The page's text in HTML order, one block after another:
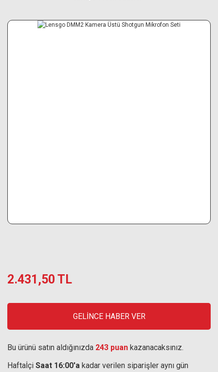
2.431,50 TL
GELİNCE HABER VER
Bu ürünü satın aldığınızda 243 puan kazanacaksınız.
Haftaİçi Saat 16:00'a kadar verilen siparişler aynı gün